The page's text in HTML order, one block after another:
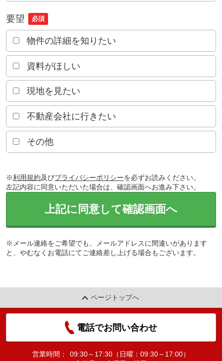
要望 必須
物件の詳細を知りたい
資料がほしい
現地を見たい
不動産会社に行きたい
その他
※利用規約及びプライバシーポリシーを必ずお読みください。
左記内容に同意いただいた場合は、確認画面へお進み下さい。
上記に同意して確認画面へ
※メール連絡をご希望でも、メールアドレスに間違いがあります
と、やむなくお電話にてご連絡差し上げる場合もございます。
ページトップへ
電話でお問い合わせ
営業時間：
09:30～17:30（日曜：09:30～17:00）